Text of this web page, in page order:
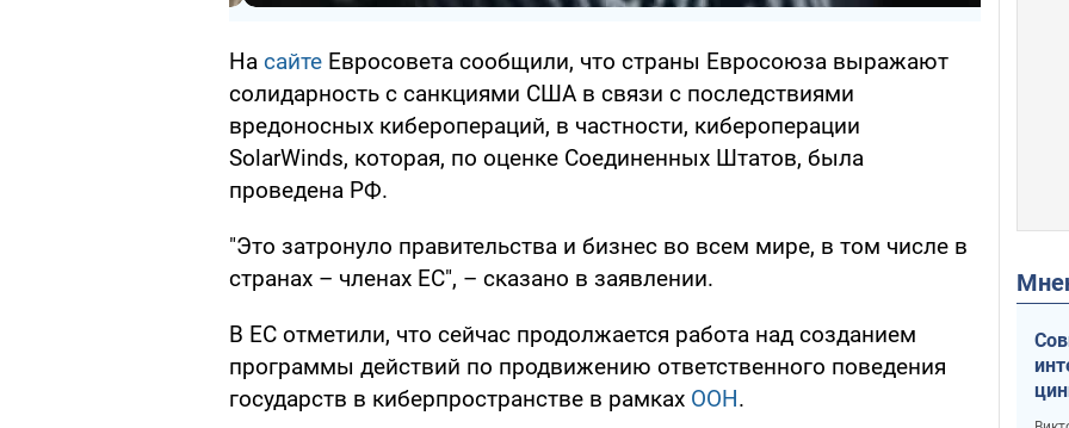
На сайте Евросовета сообщили, что страны Евросоюза выражают
солидарность с санкциями США в связи с последствиями
вредоносных киберопераций, в частности, кибероперации
SolarWinds, которая, по оценке Соединенных Штатов, была
проведена РФ.
"Это затронуло правительства и бизнес во всем мире, в том числе в
странах – членах ЕС", – сказано в заявлении.
В ЕС отметили, что сейчас продолжается работа над созданием
программы действий по продвижению ответственного поведения
государств в киберпространстве в рамках ООН.